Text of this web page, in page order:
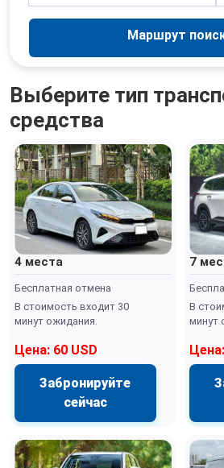
Маршрут
Выберите тип
средства
4 места
Бесплатная отмена
В стоимость входит 30
минут ожидания.
Цена: 60 USD
Забронируйте
сейчас
7
В
минут